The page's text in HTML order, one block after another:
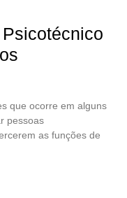
que ocorre em alguns
pessoas
as funções de